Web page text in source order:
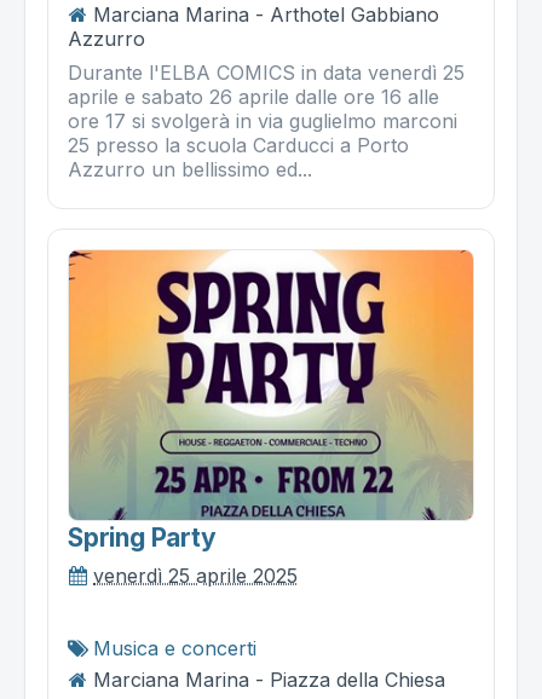
Marciana Marina - Arthotel Gabbiano
Azzurro
Durante l'ELBA COMICS in data venerdì 25
aprile e sabato 26 aprile dalle ore 16 alle
ore 17 si svolgerà in via guglielmo marconi
25 presso la scuola Carducci a Porto
Azzurro un bellissimo ed...
Spring Party
venerdì 25 aprile 2025
Musica e concerti
Marciana Marina - Piazza della Chiesa